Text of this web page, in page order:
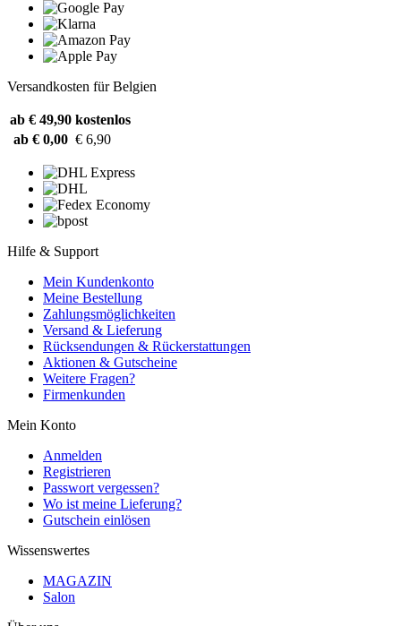
Versandkosten für Belgien
ab € 49,90 kostenlos
ab € 0,00 € 6,90
Hilfe & Support
Mein Kundenkonto
Meine Bestellung
Zahlungsmöglichkeiten
Versand & Lieferung
Rücksendungen & Rückerstattungen
Aktionen & Gutscheine
Weitere Fragen?
Firmenkunden
Mein Konto
Anmelden
Registrieren
Passwort vergessen?
Wo ist meine Lieferung?
Gutschein einlösen
Wissenswertes
MAGAZIN
Salon